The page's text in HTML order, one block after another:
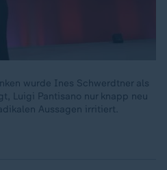
wurde Ines Schwerdtner als
Luigi Pantisano nur knapp neu
Aussagen irritiert.